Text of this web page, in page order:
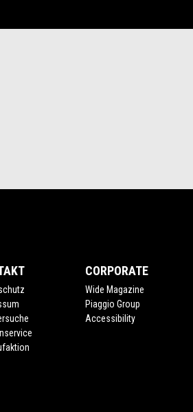
CORPORATE
Wide Magazine
Piaggio Group
Accessibility